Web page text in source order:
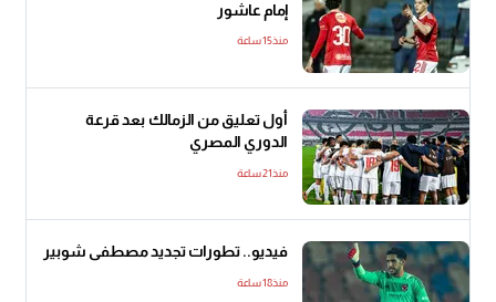
إمام عاشور
منذ15 ساعة
أول تعليق من الزمالك بعد قرعة
الدوري المصري
منذ21 ساعة
فيديو.. تطورات تجديد مصطفى شوبير
منذ18 ساعة